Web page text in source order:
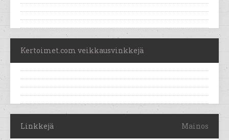
Kertoimet.com veikkausvinkkejä
Linkkejä Mainos